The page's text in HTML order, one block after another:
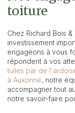
toiture
Chez Richard Bois
investissement
engageons à vous
répondent à vos
tuiles par de
à Auxonne, notre
accompagner tout
notre savoir-faire